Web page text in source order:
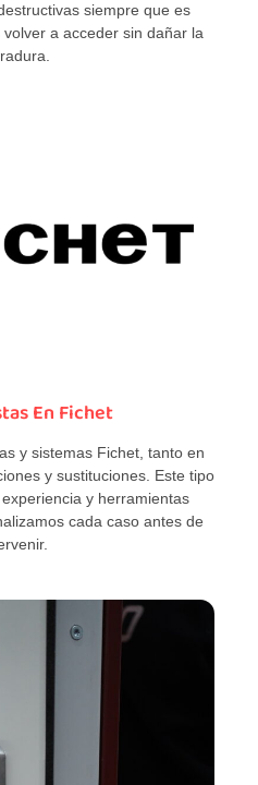
siempre que es
a acceder sin dañar la
En Fichet
y sistemas Fichet, tanto en
y sustituciones. Este tipo
y herramientas
cada caso antes de